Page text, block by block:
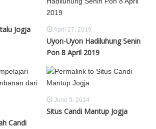
Jogja April 27, 2019
Uyon-Uyon Hadiluhung Senin
Pon 8 April 2019
Candi
June 9, 2014
Situs Candi Mantup Jogja